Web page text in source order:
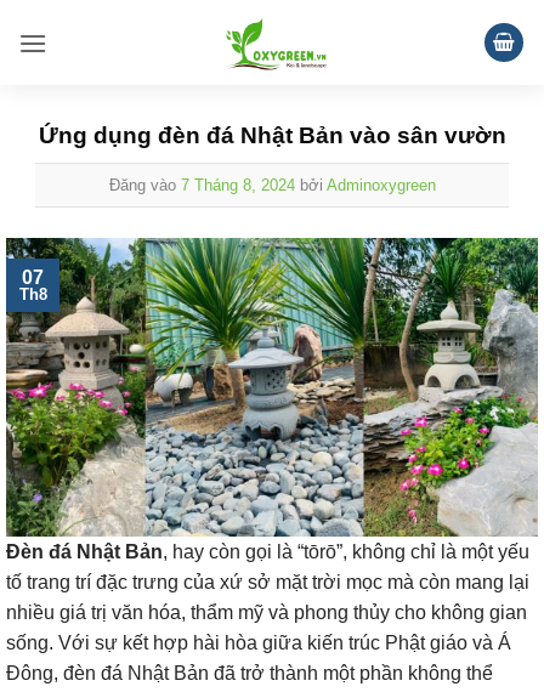
qua
Ứng dụng đèn đá Nhật Bản vào sân vườn
Đăng vào 7 Tháng 8, 2024 bởi Adminoxygreen
07
Th8
Đèn đá Nhật Bản, hay còn gọi là “tōrō”, không chỉ là một yếu
tố trang trí đặc trưng của xứ sở mặt trời mọc mà còn mang lại
nhiều giá trị văn hóa, thẩm mỹ và phong thủy cho không gian
sống. Với sự kết hợp hài hòa giữa kiến trúc Phật giáo và Á
Đông, đèn đá Nhật Bản đã trở thành một phần không thể